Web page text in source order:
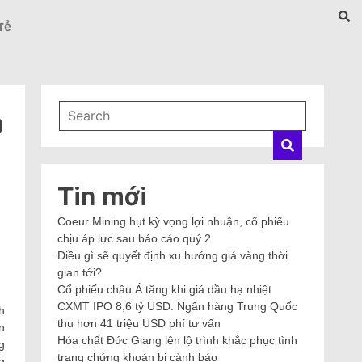
Tin mới
Coeur Mining hụt kỳ vọng lợi nhuận, cổ phiếu
chịu áp lực sau báo cáo quý 2
Điều gì sẽ quyết định xu hướng giá vàng thời
gian tới?
Cổ phiếu châu Á tăng khi giá dầu hạ nhiệt
CXMT IPO 8,6 tỷ USD: Ngân hàng Trung Quốc
thu hơn 41 triệu USD phí tư vấn
Hóa chất Đức Giang lên lộ trình khắc phục tình
trạng chứng khoán bị cảnh báo